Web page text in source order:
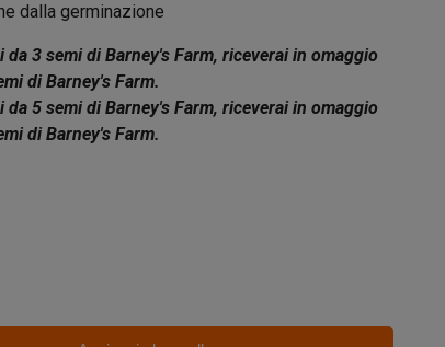
dalla germinazione
3 semi di Barney's Farm, riceverai in omaggio
di Barney's Farm.
5 semi di Barney's Farm, riceverai in omaggio
di Barney's Farm.